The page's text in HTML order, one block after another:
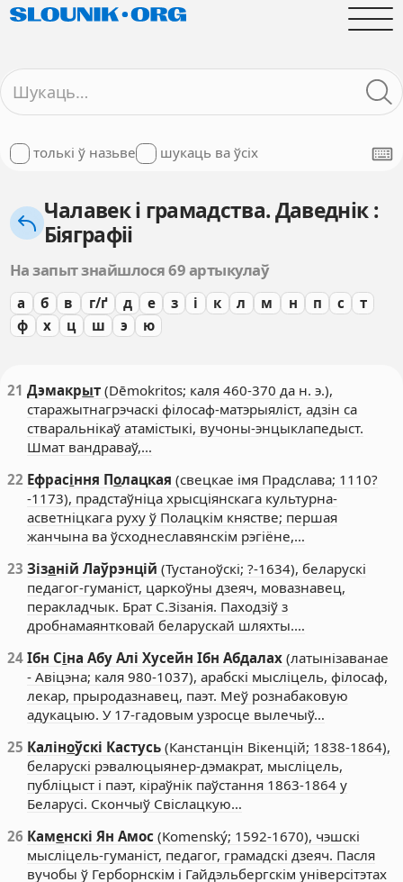
толькі ў назьве шукаць ва ўсіх
Чалавек і грамадства. Даведнік :
Біяграфіі
На запыт знайшлося 69 артыкулаў
а б в г/ґ д е з і к л м н п с
т
ф
х ц ш э ю
21 Дэмакрыт (Dēmokritos; каля 460-370 да н. э.),
старажытнагрэчаскі філосаф-матэрыяліст, адзін са
стваральнікаў атамістыкі, вучоны-энцыклапедыст.
Шмат вандраваў,…
22 Ефрасіння Полацкая (свецкае імя Прадслава; 1110?
-1173), прадстаўніца хрысціянскага культурна-
асветніцкага руху ў Полацкім княстве; першая
жанчына ва ўсходнеславянскім рэгіёне,…
23 Зізаній Лаўрэнцій (Тустаноўскі; ?-1634), беларускі
педагог-гуманіст, царкоўны дзеяч, мовазнавец,
перакладчык. Брат С.Зізанія. Паходзіў з
дробнамаянтковай беларускай шляхты.…
24 Ібн Сіна Абу Алі Хусейн Ібн Абдалах (латынізаванае
- Авіцэна; каля 980-1037), арабскі мысліцель, філосаф,
лекар, прыродазнавец, паэт. Меў рознабаковую
адукацыю. У 17-гадовым узросце вылечыў…
25 Каліноўскі Кастусь (Канстанцін Вікенцій; 1838-1864),
беларускі рэвалюцыянер-дэмакрат, мысліцель,
публіцыст і паэт, кіраўнік паўстання 1863-1864 у
Беларусі. Скончыў Свіслацкую…
26 Каменскі Ян Амос (Komenský; 1592-1670), чэшскі
мысліцель-гуманіст, педагог, грамадскі дзеяч. Пасля
вучобы ў Герборнскім і Гайдэльбергскім універсітэтах